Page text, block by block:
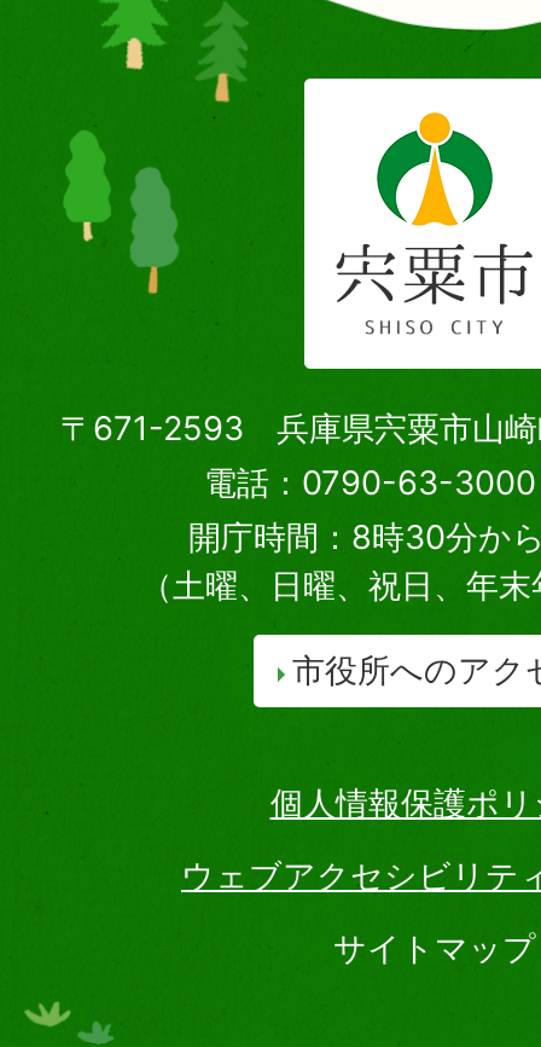
〒671-2593 兵庫県宍粟市山崎
電話：0790-63-3000
開庁時間：8時30分か
（土曜、日曜、祝日、年
市役所へのアク
個人情報保護ポ
ウェブアクセシビリテ
サイトマップ